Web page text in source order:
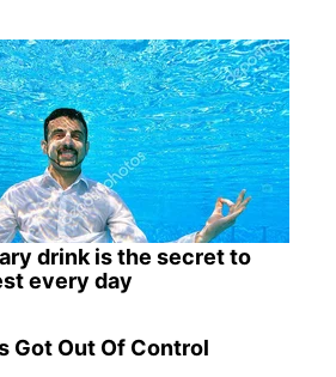
drink is the secret to
every day
Got Out Of Control